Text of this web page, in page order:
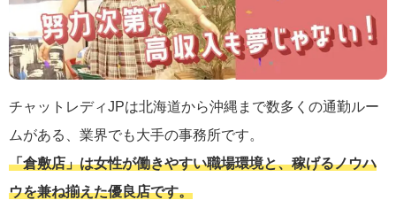
チャットレディJPは北海道から沖縄まで数多くの通勤ルー
ムがある、業界でも大手の事務所です。
「倉敷店」は女性が働きやすい職場環境と、稼げるノウハ
ウを兼ね揃えた優良店です。